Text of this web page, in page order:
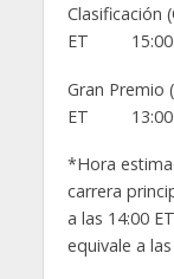
Clasificación
ET 15:00
Gran
ET 13:00
*Hora
carrera
a las 14:00
equivale a